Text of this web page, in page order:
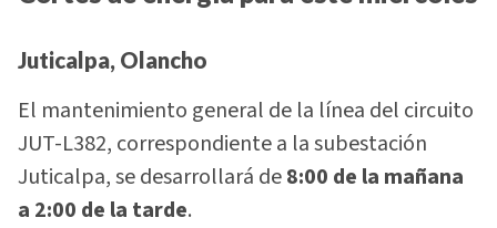
Juticalpa, Olancho
El mantenimiento general de la línea del circuito
JUT-L382, correspondiente a la subestación
Juticalpa, se desarrollará de8:00 de la mañana
a 2:00 de la tarde.